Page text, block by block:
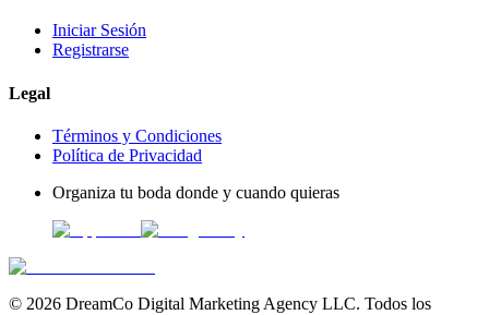
Iniciar Sesión
Registrarse
Legal
Términos y Condiciones
Política de Privacidad
Organiza tu boda donde y cuando quieras
© 2026 DreamCo Digital Marketing Agency LLC. Todos los